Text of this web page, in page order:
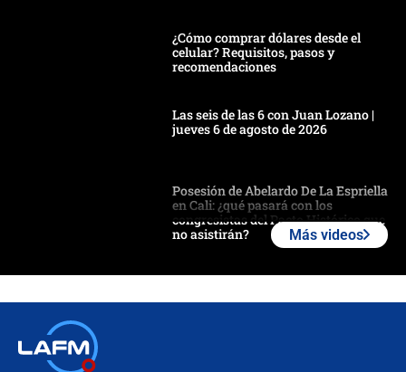
¿Cómo comprar dólares desde el
celular? Requisitos, pasos y
recomendaciones
Las seis de las 6 con Juan Lozano |
jueves 6 de agosto de 2026
Posesión de Abelardo De La Espriella
en Cali: ¿qué pasará con los
congresistas del Pacto Histórico que
no asistirán?
Más videos